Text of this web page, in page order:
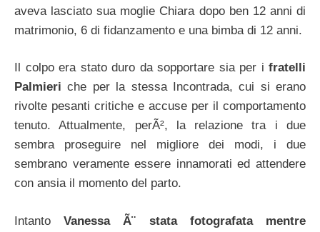
aveva lasciato sua moglie Chiara dopo ben 12 anni di
matrimonio, 6 di fidanzamento e una bimba di 12 anni.
Il colpo era stato duro da sopportare sia per i fratelli
Palmieriche per la stessa Incontrada, cui si erano
rivolte pesanti critiche e accuse per il comportamento
tenuto. Attualmente, perÃ², la relazione tra i due
sembra proseguire nel migliore dei modi, i due
sembrano veramente essere innamorati ed attendere
con ansia il momento del parto.
IntantoVanessa Ã¨ stata fotografata mentre